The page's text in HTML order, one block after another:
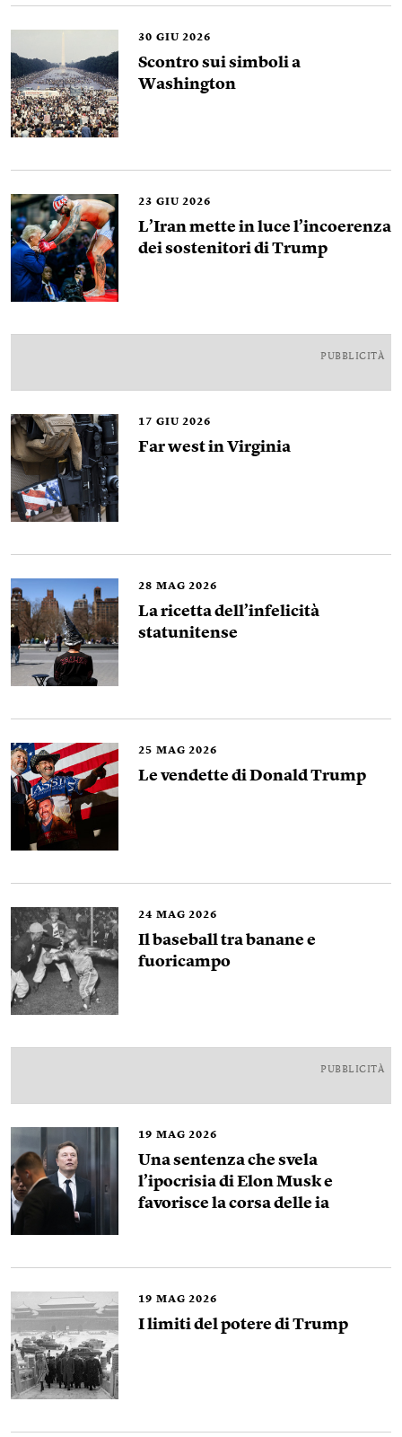
30 GIU 2026
Scontro sui simboli a
Washington
23 GIU 2026
L’Iran mette in luce l’incoerenza
dei sostenitori di Trump
PUBBLICITÀ
17 GIU 2026
Far west in Virginia
28 MAG 2026
La ricetta dell’infelicità
statunitense
25 MAG 2026
Le vendette di Donald Trump
24 MAG 2026
Il baseball tra banane e
fuoricampo
PUBBLICITÀ
19 MAG 2026
Una sentenza che svela
l’ipocrisia di Elon Musk e
favorisce la corsa delle ia
19 MAG 2026
I limiti del potere di Trump